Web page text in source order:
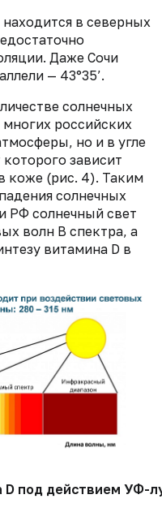
в северных
Даже Сочи
— 43°35’.
солнечных
российских
но и в угле
зависит
коже (рис. 4). Таким
солнечных
РФ солнечный свет
волн В спектра, а
витамина D в
D под действием УФ-